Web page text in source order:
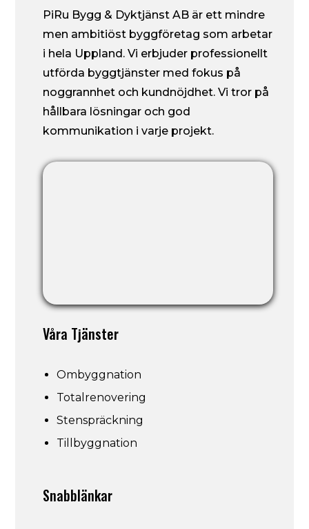
PiRu Bygg & Dyktjänst AB är ett mindre
men ambitiöst byggföretag som arbetar
i hela Uppland. Vi erbjuder professionellt
utförda byggtjänster med fokus på
noggrannhet och kundnöjdhet. Vi tror på
hållbara lösningar och god
kommunikation i varje projekt.
Våra Tjänster
Ombyggnation
Totalrenovering
Stenspräckning
Tillbyggnation
Snabblänkar